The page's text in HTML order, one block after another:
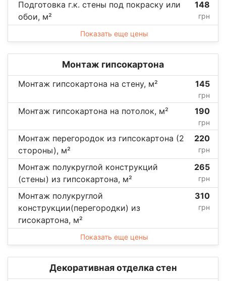
Подготовка г.к. стены под покраску или
обои, м²
148
грн
Показать еще цены
Монтаж гипсокартона
Монтаж гипсокартона на стену, м² 145
грн
Монтаж гипсокартона на потолок, м² 190
грн
Монтаж перегородок из гипсокартона (2
стороны), м²
220
грн
Монтаж полукруглой конструкций
(стены) из гипсокартона, м²
265
грн
Монтаж полукруглой
конструкции(перегородки) из
гисокартона, м²
310
грн
Показать еще цены
Декоративная отделка стен